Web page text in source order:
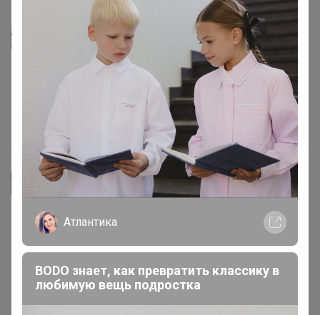
Носи с удовольствием!
Elenka_89
Классные! Отлично тянутся, очень комфортно в них
сидеть 👍 размер 26 на рост 158, ОТ 65, ОБ 92
Атлантика
BODO знает, как превратить классику в
любимую вещь подростка